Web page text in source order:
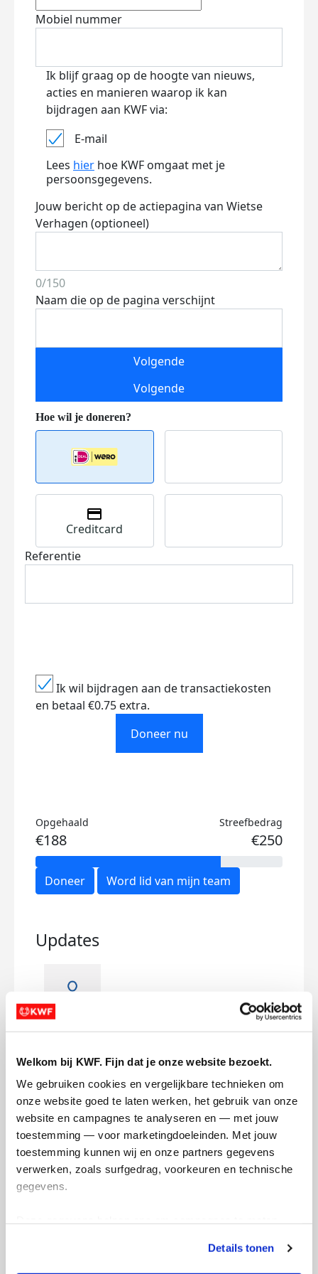
Welkom bij KWF. Fijn dat je onze website bezoekt.
We gebruiken cookies en vergelijkbare technieken om
onze website goed te laten werken, het gebruik van onze
website en campagnes te analyseren en — met jouw
toestemming — voor marketingdoeleinden. Met jouw
toestemming kunnen wij en onze partners gegevens
verwerken, zoals surfgedrag, voorkeuren en technische
gegevens.
tonen. Je kunt je toestemming op elk moment wijzigen of
intrekken via Cookie instellingen onderaan de pagina. De
Details tonen
Mobiel nummer
Ik blijf graag op de hoogte van nieuws,
acties en manieren waarop ik kan
bijdragen aan KWF via:
E-mail
Lees hier hoe KWF omgaat met je
persoonsgegevens.
Jouw bericht op de actiepagina van Wietse
Verhagen (optioneel)
0/150
Naam die op de pagina verschijnt
Volgende
Volgende
Creditcard
Referentie
Ik wil bijdragen aan de transactiekosten
en betaal €0.75 extra.
Doneer nu
Opgehaald
€188
Streefbedrag
€250
Doneer Word lid van mijn team
Updates
EINDE MAAND!
Lieve allemaal,
Movember is done! Ontzettend bedankt
voor de donaties met een totaal
eindbedrag van maar liefst 188 euro!!!
Jullie zijn geweldig en wil jullie mega
bedanken❤️
Foto van de snor valt te vinden op de
profielfoto van de KWF pagina!